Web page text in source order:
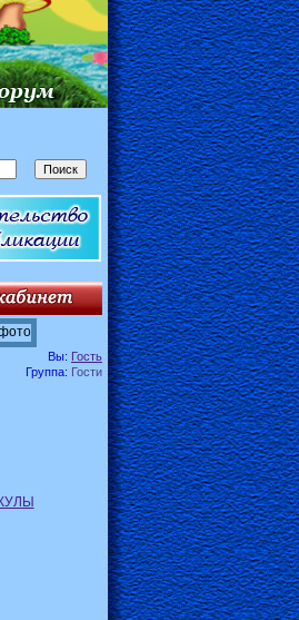
Вы: Гость
Группа: Гости